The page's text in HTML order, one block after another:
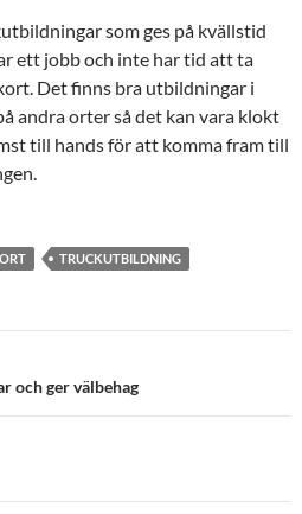
som ges på kvällstid
ett jobb och inte har tid att ta
Det finns bra utbildningar i
andra orter så det kan vara klokt
till hands för att komma fram till
TRUCKUTBILDNING
och ger välbehag